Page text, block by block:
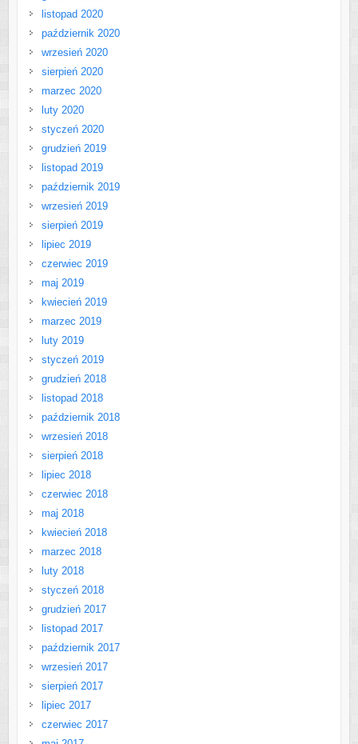
listopad 2020
październik 2020
wrzesień 2020
sierpień 2020
marzec 2020
luty 2020
styczeń 2020
grudzień 2019
listopad 2019
październik 2019
wrzesień 2019
sierpień 2019
lipiec 2019
czerwiec 2019
maj 2019
kwiecień 2019
marzec 2019
luty 2019
styczeń 2019
grudzień 2018
listopad 2018
październik 2018
wrzesień 2018
sierpień 2018
lipiec 2018
czerwiec 2018
maj 2018
kwiecień 2018
marzec 2018
luty 2018
styczeń 2018
grudzień 2017
listopad 2017
październik 2017
wrzesień 2017
sierpień 2017
lipiec 2017
czerwiec 2017